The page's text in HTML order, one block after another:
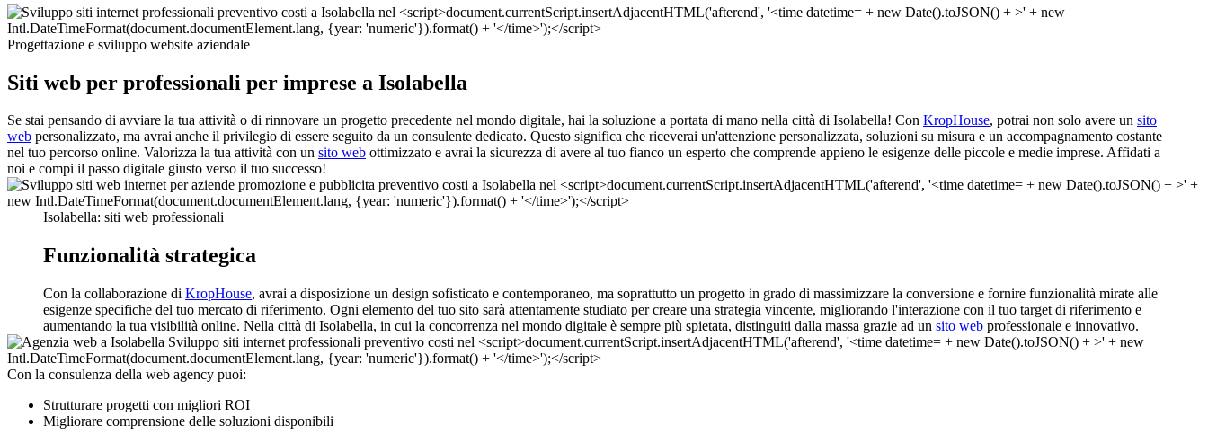
Progettazione e sviluppo website aziendale
Siti web per professionali per imprese a Isolabella
Se stai pensando di avviare la tua attività o di rinnovare un progetto precedente nel mondo digitale, hai la soluzione a portata di mano nella città di Isolabella! Con KropHouse, potrai non solo avere un sito
web personalizzato, ma avrai anche il privilegio di essere seguito da un consulente dedicato. Questo significa che riceverai un'attenzione personalizzata, soluzioni su misura e un accompagnamento costante
nel tuo percorso online. Valorizza la tua attività con un sito web ottimizzato e avrai la sicurezza di avere al tuo fianco un esperto che comprende appieno le esigenze delle piccole e medie imprese. Affidati a
noi e compi il passo digitale giusto verso il tuo successo!
Isolabella: siti web professionali
Funzionalità strategica
Con la collaborazione di KropHouse, avrai a disposizione un design sofisticato e contemporaneo, ma soprattutto un progetto in grado di massimizzare la conversione e fornire funzionalità mirate alle
esigenze specifiche del tuo mercato di riferimento. Ogni elemento del tuo sito sarà attentamente studiato per creare una strategia vincente, migliorando l'interazione con il tuo target di riferimento e
aumentando la tua visibilità online. Nella città di Isolabella, in cui la concorrenza nel mondo digitale è sempre più spietata, distinguiti dalla massa grazie ad un sito web professionale e innovativo.
Con la consulenza della web agency puoi:
Strutturare progetti con migliori ROI
Migliorare comprensione delle soluzioni disponibili